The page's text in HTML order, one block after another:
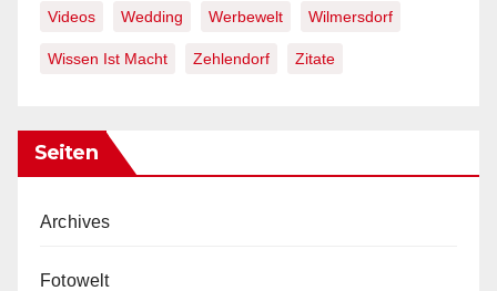
Videos Wedding Werbewelt Wilmersdorf
Wissen Ist Macht Zehlendorf Zitate
Seiten
Archives
Fotowelt